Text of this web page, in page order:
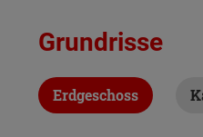
Grundrisse
Erdgeschoss